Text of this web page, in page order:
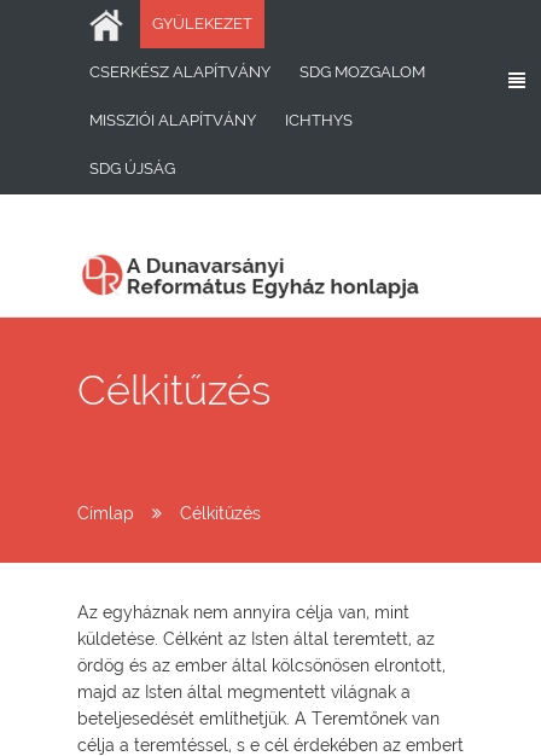
GYÜLEKEZET
CSERKÉSZ ALAPÍTVÁNY SDG MOZGALOM
MISSZIÓI ALAPÍTVÁNY ICHTHYS
SDG ÚJSÁG
Célkitűzés
Címlap Célkitűzés
Az egyháznak nem annyira célja van, mint
küldetése. Célként az Isten által teremtett, az
ördög és az ember által kölcsönösen elrontott,
majd az Isten által megmentett világnak a
beteljesedését említhetjük. A Teremtőnek van
célja a teremtéssel, s e cél érdekében az embert